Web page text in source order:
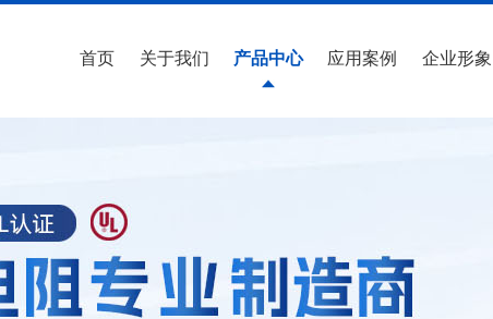
首页 关于我们 产品中心 应用案例 企业形象